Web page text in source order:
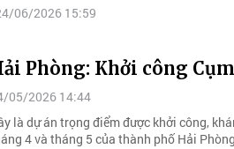
06/2026 15:59
Phòng: Khởi công
05/2026 14:44
là dự án trọng điểm được khởi công,
4 và tháng 5 của thành phố Hải